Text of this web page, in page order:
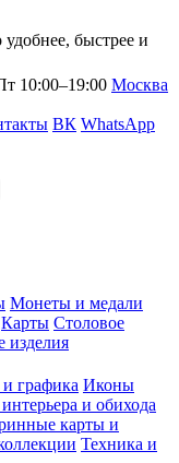
быстрее и
10:00–19:00 Москва
ВК WhatsApp
Монеты и медали
Карты Столовое
графика Иконы
и обихода
карты и
Техника и